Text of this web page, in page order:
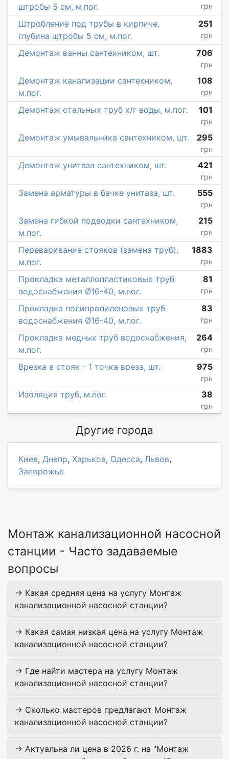
штробы 5 см, м.пог.
грн
Штробление под трубы в кирпиче,
глубина штробы 5 см, м.пог.
251
грн
Демонтаж ванны сантехником, шт. 706
грн
Демонтаж канализации сантехником,
м.пог.
108
грн
Демонтаж стальных труб х/г воды, м.пог. 101
грн
Демонтаж умывальника сантехником, шт. 295
грн
Демонтаж унитаза сантехником, шт. 421
грн
Замена арматуры в бачке унитаза, шт. 555
грн
Замена гибкой подводки сантехником,
м.пог.
215
грн
Переваривание стояков (замена труб),
м.пог.
1883
грн
Прокладка металлопластиковых труб
водоснабжения Ø16-40, м.пог.
81
грн
Прокладка полипропиленовых труб
водоснабжения Ø16-40, м.пог.
83
грн
Прокладка медных труб водоснабжения,
м.пог.
264
грн
Врезка в стояк - 1 точка вреза, шт. 975
грн
Изоляция труб, м.пог. 38
грн
Другие города
Киев, Днепр, Харьков, Одесса, Львов,
Запорожье
Монтаж канализационной насосной
станции - Часто задаваемые
вопросы
→ Какая средняя цена на услугу Монтаж
канализационной насосной станции?
→ Какая самая низкая цена на услугу Монтаж
канализационной насосной станции?
→ Где найти мастера на услугу Монтаж
канализационной насосной станции?
→ Сколько мастеров предлагают Монтаж
канализационной насосной станции?
→ Актуальна ли цена в 2026 г. на "Монтаж